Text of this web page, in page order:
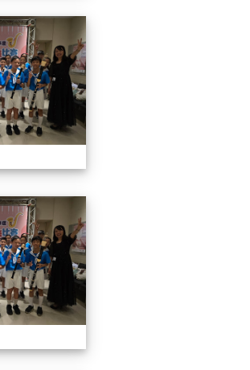
113學生音樂比賽
113學生音樂比賽